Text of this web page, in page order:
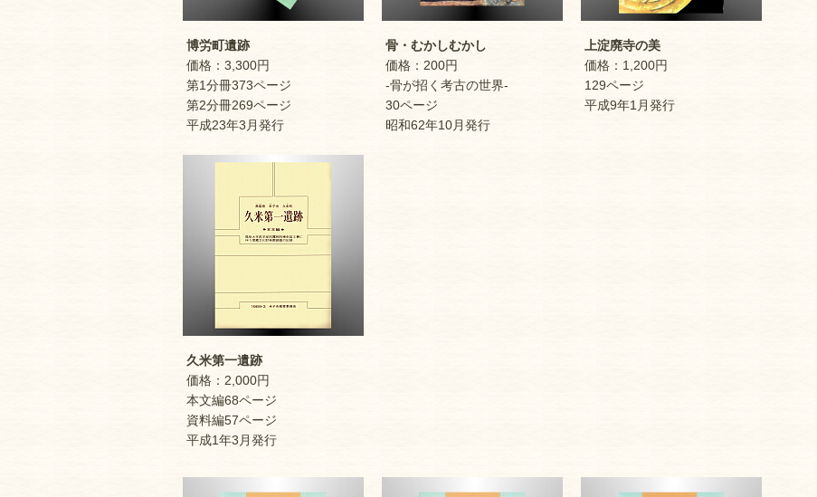
博労町遺跡
価格：3,300円
第1分冊373ページ
第2分冊269ページ
平成23年3月発行
骨・むかしむかし
価格：200円
-骨が招く考古の世界-
30ページ
昭和62年10月発行
上淀廃寺の美
価格：1,200円
129ページ
平成9年1月発行
久米第一遺跡
価格：2,000円
本文編68ページ
資料編57ページ
平成1年3月発行